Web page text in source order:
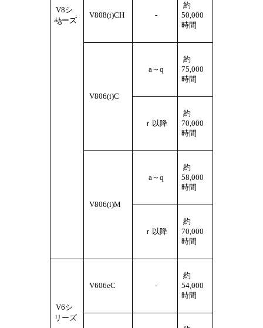
V8シ
リーズ
*3
V808(i)CH -
約
50,000
時間
V806(i)C
a～q
約
75,000
時間
ｒ以降
約
70,000
時間
V806(i)M
a～q
約
58,000
時間
ｒ以降
約
70,000
時間
V6シ
リーズ
V606eC -
約
54,000
時間